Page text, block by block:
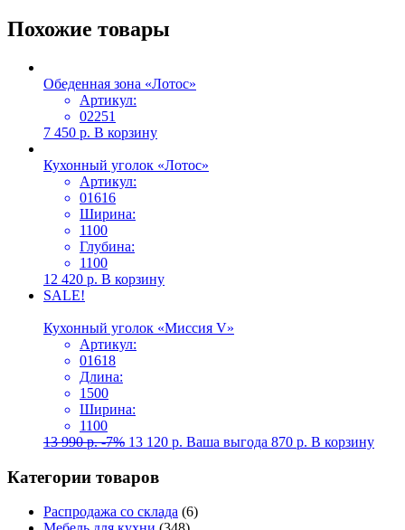
Похожие товары
Обеденная зона «Лотос»
Артикул:
02251
7 450 р. В корзину
Кухонный уголок «Лотос»
Артикул:
01616
Ширина:
1100
Глубина:
1100
12 420 р. В корзину
SALE!
Кухонный уголок «Миссия V»
Артикул:
01618
Длина:
1500
Ширина:
1100
13 990р. -7% 13 120 р. Ваша выгода 870 р. В корзину
Категории товаров
Распродажа со склада (6)